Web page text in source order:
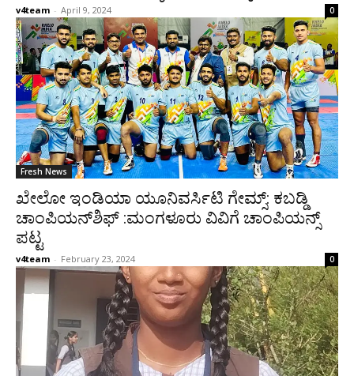
v4team - April 9, 2024 0
Fresh News
ಖೇಲೋ ಇಂಡಿಯಾ ಯೂನಿವರ್ಸಿಟಿ ಗೇಮ್ಸ್: ಕಬಡ್ಡಿ
ಚಾಂಪಿಯನ್‌ಶಿಫ್ :ಮಂಗಳೂರು ವಿವಿಗೆ ಚಾಂಪಿಯನ್ಸ್
ಪಟ್ಟ
v4team - February 23, 2024 0